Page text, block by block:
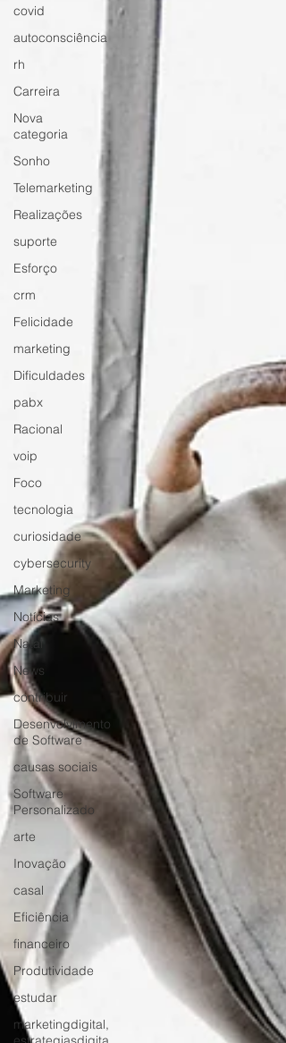
covid
autoconsciência
rh
Carreira
Nova
categoria
Sonho
Telemarketing
Realizações
suporte
Esforço
crm
Felicidade
marketing
Dificuldades
pabx
Racional
voip
Foco
tecnologia
curiosidade
cybersecurity
Marketing
Notícias
Natal
News
contribuir
Desenvolvimento
de Software
causas sociais
Software
Personalizado
arte
Inovação
casal
Eficiência
financeiro
Produtividade
estudar
marketingdigital,